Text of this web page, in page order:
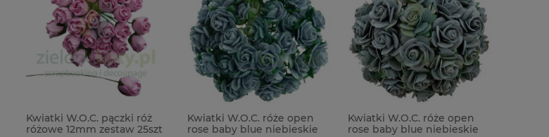
Kwiatki W.O.C. pączki róż
różowe 12mm zestaw 25szt
Kwiatki W.O.C. róże open
rose baby blue niebieskie
Kwiatki W.O.C. róże open
rose baby blue niebieskie